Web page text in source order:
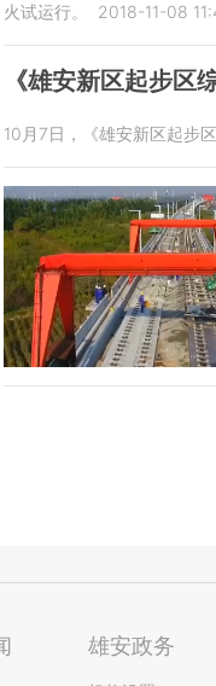
火试运行。
2018-11-08
《雄安新区起步区
10月7日，《雄安新区起步
雄安政务